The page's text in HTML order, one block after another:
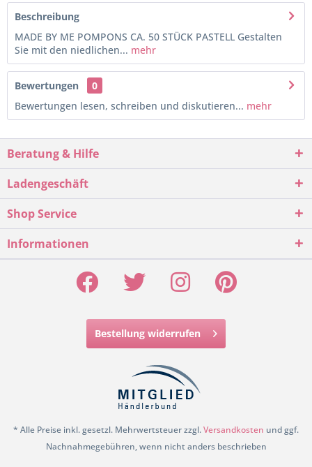
Beschreibung
MADE BY ME POMPONS CA. 50 STÜCK PASTELL Gestalten
Sie mit den niedlichen... mehr
Bewertungen
0
Bewertungen lesen, schreiben und diskutieren... mehr
Beratung & Hilfe
Ladengeschäft
Shop Service
Informationen
Bestellung widerrufen
* Alle Preise inkl. gesetzl. Mehrwertsteuer zzgl.Versandkosten und ggf.
Nachnahmegebühren, wenn nicht anders beschrieben